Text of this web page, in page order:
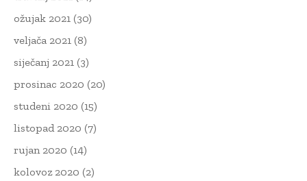
ožujak 2021 (30)
veljača 2021 (8)
siječanj 2021 (3)
prosinac 2020 (20)
studeni 2020 (15)
listopad 2020 (7)
rujan 2020 (14)
kolovoz 2020 (2)